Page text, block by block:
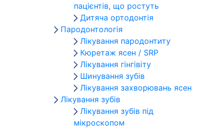
пацієнтів, що ростуть
Дитяча ортодонтія
Пародонтологія
Лікування пародонтиту
Кюретаж ясен / SRP
Лікування гінгівіту
Шинування зубів
Лікування захворювань ясен
Лікування зубів
Лікування зубів під
мікроскопом